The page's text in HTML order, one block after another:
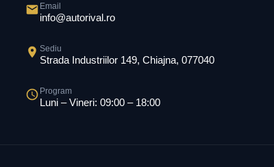
Email
info@autorival.ro
Sediu
Strada Industriilor 149, Chiajna, 077040
Program
Luni – Vineri: 09:00 – 18:00